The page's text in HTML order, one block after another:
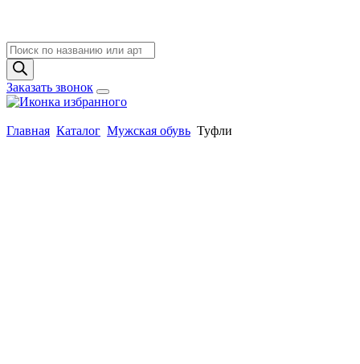
Поиск
товаров
Заказать звонок
Главная Каталог Мужская обувь Туфли